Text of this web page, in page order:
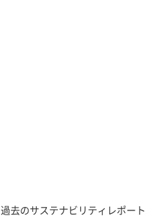
過去のサステナビリティレポート